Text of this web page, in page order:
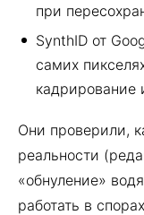
при
SynthID от
самих
кадрирование
Они проверили,
реальности
«обнуление»
работать в